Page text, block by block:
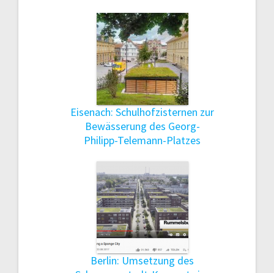
Eisenach: Schulhofzisternen zur
Bewässerung des Georg-
Philipp-Telemann-Platzes
Berlin: Umsetzung des